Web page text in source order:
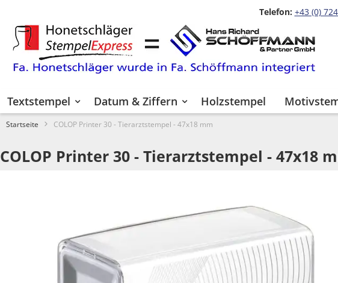
Telefon: +43 (0)
Zum
Inhalt
springen
Textstempel Datum & Ziffern Holzstempel
Startseite COLOP Printer 30 - Tierarztstempel - 47x18 mm
COLOP Printer 30 - Tierarztstempel - 47x18